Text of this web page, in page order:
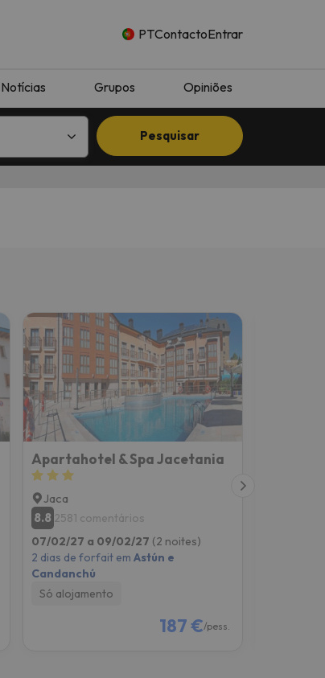
PTContactoEntrar
Notícias Grupos Opiniões
Pesquisar
Apartahotel & Spa Jacetania
Jaca
8.8 2581 comentários
07/02/27 a 09/02/27 (2 noites)
2 dias de forfait emAstún e
Candanchú
Só alojamento
187 €/pess.